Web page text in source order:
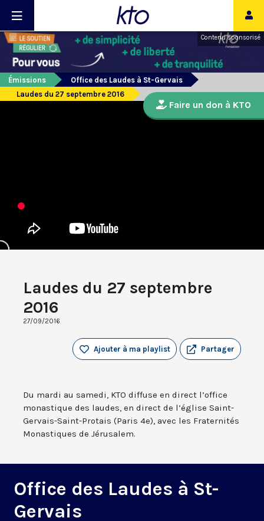
Contenu sponsorisé
Émissions
Office des Laudes à St-Gervais
Laudes du 27 septembre 2016
Laudes du 27 septembre
2016
27/09/2016
Partager
Ajouter à ma playlist
Du mardi au samedi, KTO diffuse en direct l’office
monastique des laudes, en direct de l’église Saint-
Gervais-Saint-Protais (Paris 4e), avec les Fraternités
Monastiques de Jérusalem.
Office des Laudes à St-
Gervais
Faire un don à KTO